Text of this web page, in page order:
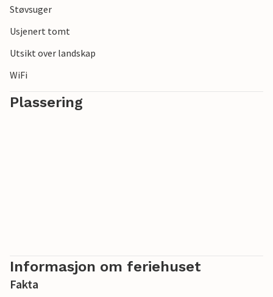
Støvsuger
Usjenert tomt
Utsikt over landskap
WiFi
Plassering
Informasjon om feriehuset
Fakta